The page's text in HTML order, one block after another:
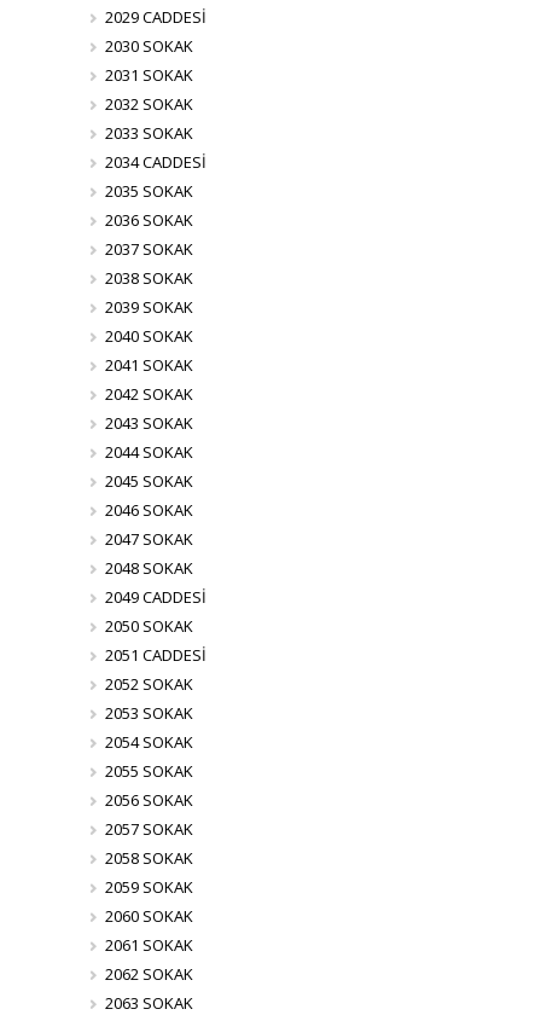
2029 CADDESİ
2030 SOKAK
2031 SOKAK
2032 SOKAK
2033 SOKAK
2034 CADDESİ
2035 SOKAK
2036 SOKAK
2037 SOKAK
2038 SOKAK
2039 SOKAK
2040 SOKAK
2041 SOKAK
2042 SOKAK
2043 SOKAK
2044 SOKAK
2045 SOKAK
2046 SOKAK
2047 SOKAK
2048 SOKAK
2049 CADDESİ
2050 SOKAK
2051 CADDESİ
2052 SOKAK
2053 SOKAK
2054 SOKAK
2055 SOKAK
2056 SOKAK
2057 SOKAK
2058 SOKAK
2059 SOKAK
2060 SOKAK
2061 SOKAK
2062 SOKAK
2063 SOKAK